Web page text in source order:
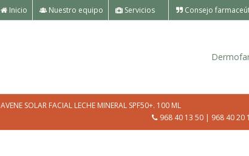
Inicio Nuestro equipo Servicios Consejo
AVENE SOLAR FACIAL LECHE MINERAL SPF50+. 100 ML
968 40 13 50 | 968 40 20